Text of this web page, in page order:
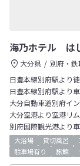
海乃ホテル は
大分県 別府・鉄
日豊本線別府駅より
日豊本線別府駅より
大分自動車道別府イ
大分空港より空港リ
別府国際観光港より
大浴場 貸切風呂
駐車場有り
旅館